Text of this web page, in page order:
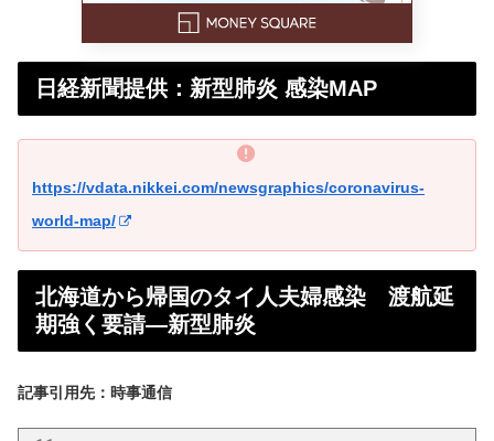
日経新聞提供：新型肺炎 感染MAP
https://vdata.nikkei.com/newsgraphics/coronavirus-
world-map/
北海道から帰国のタイ人夫婦感染 渡航延
期強く要請―新型肺炎
記事引用先：時事通信